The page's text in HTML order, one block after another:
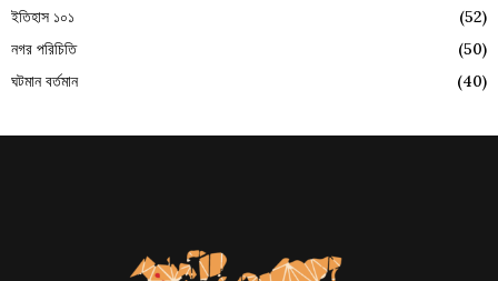
ইতিহাস ১০১
(52)
নগর পরিচিতি
(50)
ঘটমান বর্তমান
(40)